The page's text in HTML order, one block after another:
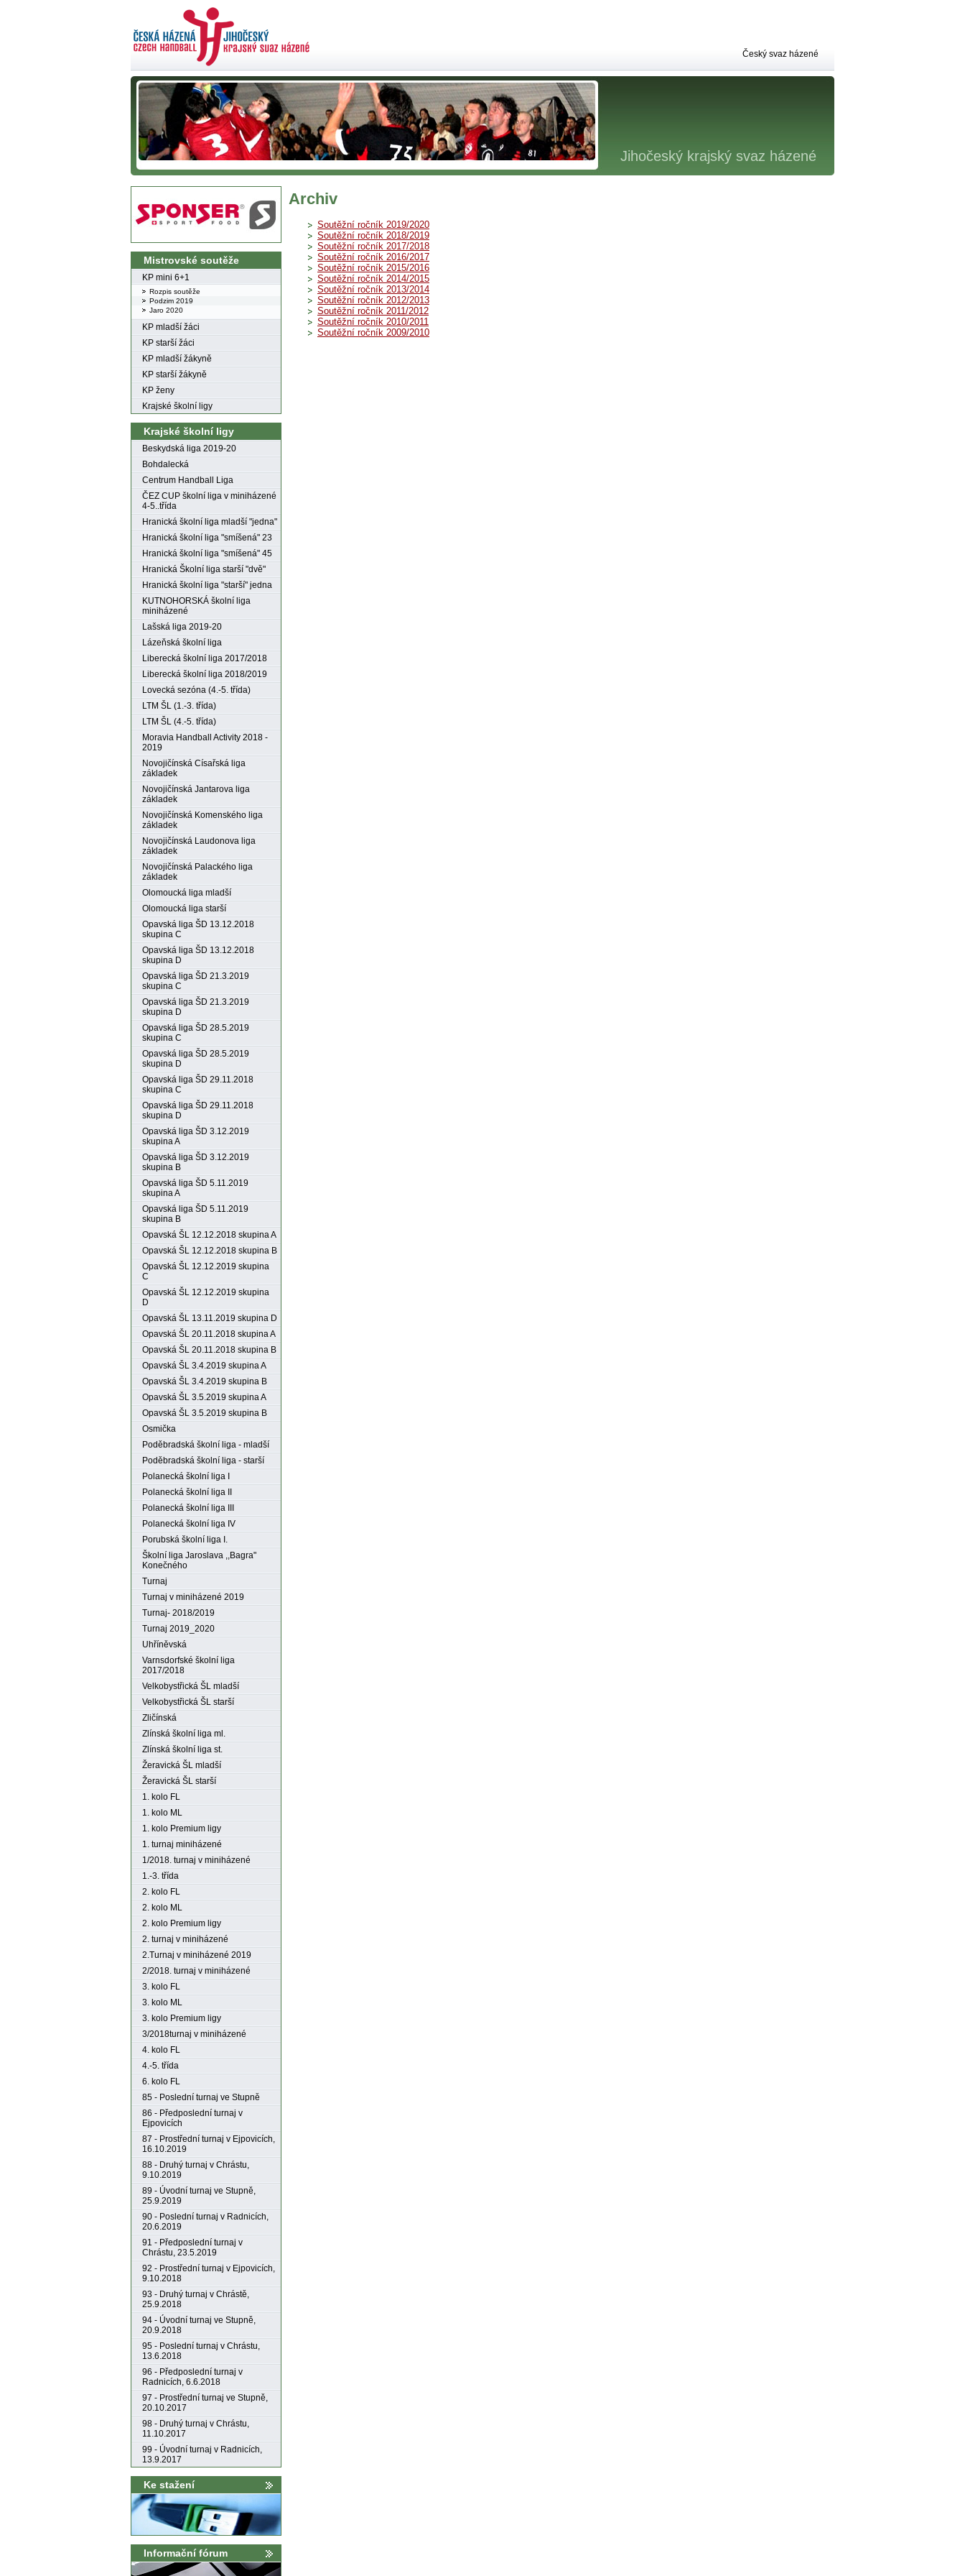
Jihočeský krajský svaz házené
Český svaz házené
Mistrovské soutěže
KP mini 6+1
Rozpis soutěže
Podzim 2019
Jaro 2020
KP mladší žáci
KP starší žáci
KP mladší žákyně
KP starší žákyně
KP ženy
Krajské školní ligy
Krajské školní ligy
Beskydská liga 2019-20
Bohdalecká
Centrum Handball Liga
ČEZ CUP školní liga v miniházené
4-5..třída
Hranická školní liga mladší "jedna"
Hranická školní liga "smíšená" 23
Hranická školní liga "smíšená" 45
Hranická Školní liga starší "dvě"
Hranická školní liga "starší" jedna
KUTNOHORSKÁ školní liga
miniházené
Lašská liga 2019-20
Lázeňská školní liga
Liberecká školní liga 2017/2018
Liberecká školní liga 2018/2019
Lovecká sezóna (4.-5. třída)
LTM ŠL (1.-3. třída)
LTM ŠL (4.-5. třída)
Moravia Handball Activity 2018 -
2019
Novojičínská Císařská liga
základek
Novojičínská Jantarova liga
základek
Novojičínská Komenského liga
základek
Novojičínská Laudonova liga
základek
Novojičínská Palackého liga
základek
Olomoucká liga mladší
Olomoucká liga starší
Opavská liga ŠD 13.12.2018
skupina C
Opavská liga ŠD 13.12.2018
skupina D
Opavská liga ŠD 21.3.2019
skupina C
Opavská liga ŠD 21.3.2019
skupina D
Opavská liga ŠD 28.5.2019
skupina C
Opavská liga ŠD 28.5.2019
skupina D
Opavská liga ŠD 29.11.2018
skupina C
Opavská liga ŠD 29.11.2018
skupina D
Opavská liga ŠD 3.12.2019
skupina A
Opavská liga ŠD 3.12.2019
skupina B
Opavská liga ŠD 5.11.2019
skupina A
Opavská liga ŠD 5.11.2019
skupina B
Opavská ŠL 12.12.2018 skupina A
Opavská ŠL 12.12.2018 skupina B
Opavská ŠL 12.12.2019 skupina
C
Opavská ŠL 12.12.2019 skupina
D
Opavská ŠL 13.11.2019 skupina D
Opavská ŠL 20.11.2018 skupina A
Opavská ŠL 20.11.2018 skupina B
Opavská ŠL 3.4.2019 skupina A
Opavská ŠL 3.4.2019 skupina B
Opavská ŠL 3.5.2019 skupina A
Opavská ŠL 3.5.2019 skupina B
Osmička
Poděbradská školní liga - mladší
Poděbradská školní liga - starší
Polanecká školní liga I
Polanecká školní liga II
Polanecká školní liga III
Polanecká školní liga IV
Porubská školní liga I.
Školní liga Jaroslava ,,Bagra"
Konečného
Turnaj
Turnaj v miniházené 2019
Turnaj- 2018/2019
Turnaj 2019_2020
Uhříněvská
Varnsdorfské školní liga
2017/2018
Velkobystřická ŠL mladší
Velkobystřická ŠL starší
Zličínská
Zlínská školní liga ml.
Zlínská školní liga st.
Žeravická ŠL mladší
Žeravická ŠL starší
1. kolo FL
1. kolo ML
1. kolo Premium ligy
1. turnaj miniházené
1/2018. turnaj v miniházené
1.-3. třída
2. kolo FL
2. kolo ML
2. kolo Premium ligy
2. turnaj v miniházené
2.Turnaj v miniházené 2019
2/2018. turnaj v miniházené
3. kolo FL
3. kolo ML
3. kolo Premium ligy
3/2018turnaj v miniházené
4. kolo FL
4.-5. třída
6. kolo FL
85 - Poslední turnaj ve Stupně
86 - Předposlední turnaj v
Ejpovicích
87 - Prostřední turnaj v Ejpovicích,
16.10.2019
88 - Druhý turnaj v Chrástu,
9.10.2019
89 - Úvodní turnaj ve Stupně,
25.9.2019
90 - Poslední turnaj v Radnicích,
20.6.2019
91 - Předposlední turnaj v
Chrástu, 23.5.2019
92 - Prostřední turnaj v Ejpovicích,
9.10.2018
93 - Druhý turnaj v Chrástě,
25.9.2018
94 - Úvodní turnaj ve Stupně,
20.9.2018
95 - Poslední turnaj v Chrástu,
13.6.2018
96 - Předposlední turnaj v
Radnicích, 6.6.2018
97 - Prostřední turnaj ve Stupně,
20.10.2017
98 - Druhý turnaj v Chrástu,
11.10.2017
99 - Úvodní turnaj v Radnicích,
13.9.2017
Ke stažení
Informační fórum
Archiv
Soutěžní ročník 2019/2020
Soutěžní ročník 2018/2019
Soutěžní ročník 2017/2018
Soutěžní ročník 2016/2017
Soutěžní ročník 2015/2016
Soutěžní ročník 2014/2015
Soutěžní ročník 2013/2014
Soutěžní ročník 2012/2013
Soutěžní ročník 2011/2012
Soutěžní ročník 2010/2011
Soutěžní ročník 2009/2010